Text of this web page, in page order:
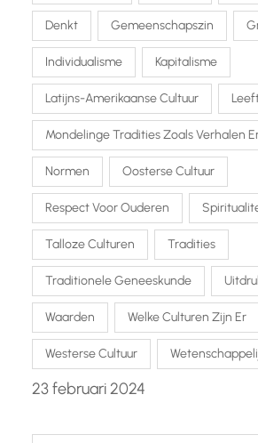
Denkt Gemeenschapszin
Individualisme Kapitalisme
Latijns-Amerikaanse Cultuur
Mondelinge Tradities Zoals Verhalen
Normen Oosterse Cultuur
Respect Voor Ouderen
Talloze Culturen Tradities
Traditionele Geneeskunde
Waarden Welke Culturen Zijn Er
Westerse Cultuur
23 februari 2024